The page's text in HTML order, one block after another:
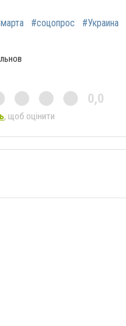
#соцопрос #Украина
0,0
, щоб оцінити